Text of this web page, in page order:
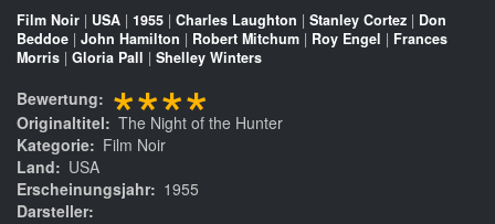
Film Noir | USA | 1955 | Charles Laughton | Stanley Cortez | Don
Beddoe | John Hamilton | Robert Mitchum | Roy Engel | Frances
Morris | Gloria Pall | Shelley Winters
Bewertung ****
Originaltitel
The Night of the Hunter
Kategorie
Film Noir
Land
USA
Erscheinungsjahr
1955
Darsteller